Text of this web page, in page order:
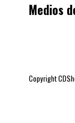
Medios
Copyright